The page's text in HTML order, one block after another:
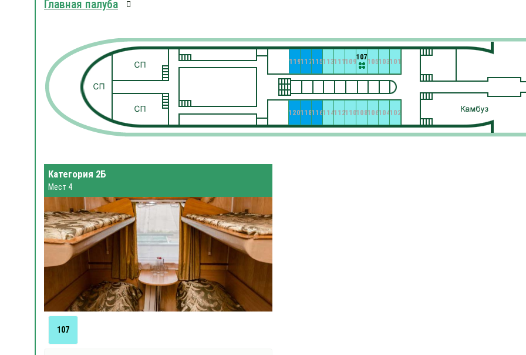
Главная палуба
101
102
103
104
105
106
107
108
109
110
111
112
113
114
115
116
117
118
119
120
Категория 2Б
Мест 4
107